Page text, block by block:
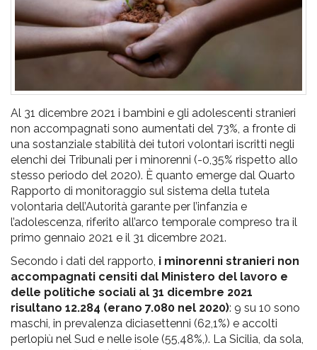
Al 31 dicembre 2021 i bambini e gli adolescenti stranieri
non accompagnati sono aumentati del 73%, a fronte di
una sostanziale stabilità dei tutori volontari iscritti negli
elenchi dei Tribunali per i minorenni (-0,35% rispetto allo
stesso periodo del 2020). È quanto emerge dal Quarto
Rapporto di monitoraggio sul sistema della tutela
volontaria dell’Autorità garante per l’infanzia e
l’adolescenza, riferito all’arco temporale compreso tra il
primo gennaio 2021 e il 31 dicembre 2021.
Secondo i dati del rapporto, i minorenni stranieri non
accompagnati censiti dal Ministero del lavoro e
delle politiche sociali al 31 dicembre 2021
risultano 12.284 (erano 7.080 nel 2020): 9 su 10 sono
maschi, in prevalenza diciasettenni (62,1%) e accolti
perlopiù nel Sud e nelle isole (55,48%,). La Sicilia, da sola,